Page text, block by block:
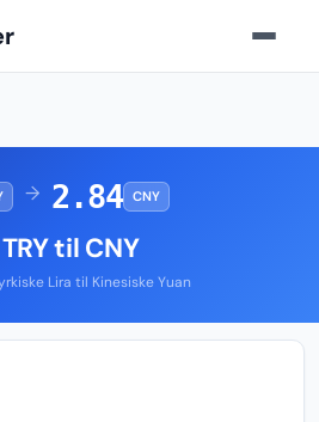
→ 2.84 CNY
til CNY
Lira til Kinesiske Yuan